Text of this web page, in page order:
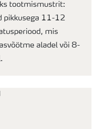
tootmismustrit:
pikkusega 11-12
mis
aladel või 8-